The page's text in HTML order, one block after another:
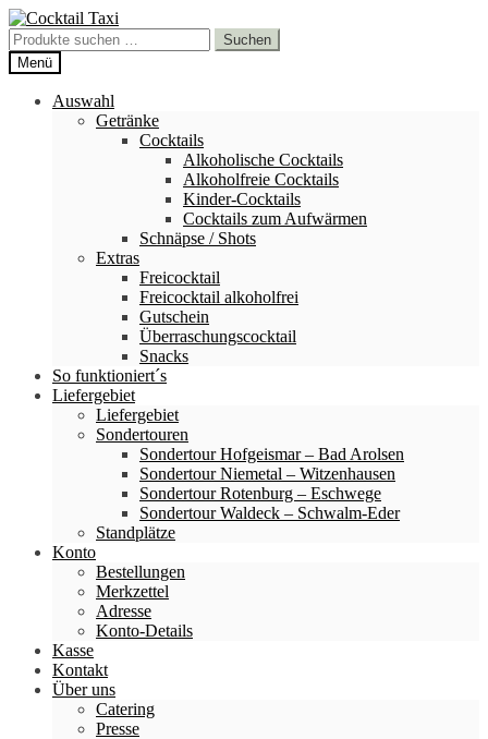
Zur
Navigation
springen
Zum
Inhalt
springen
Suchen
nach:
Suchen
Menü
Auswahl
Getränke
Cocktails
Alkoholische Cocktails
Alkoholfreie Cocktails
Kinder-Cocktails
Cocktails zum Aufwärmen
Schnäpse / Shots
Extras
Freicocktail
Freicocktail alkoholfrei
Gutschein
Überraschungscocktail
Snacks
So funktioniert´s
Liefergebiet
Liefergebiet
Sondertouren
Sondertour Hofgeismar – Bad Arolsen
Sondertour Niemetal – Witzenhausen
Sondertour Rotenburg – Eschwege
Sondertour Waldeck – Schwalm-Eder
Standplätze
Konto
Bestellungen
Merkzettel
Adresse
Konto-Details
Kasse
Kontakt
Über uns
Catering
Presse